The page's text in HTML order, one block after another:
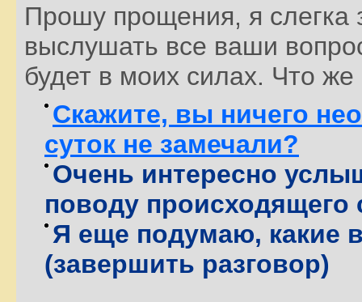
Прошу прощения, я слегка
выслушать все ваши
будет в моих силах. Что же
Скажите, вы ничего
суток не замечали?
Очень интересно
поводу происходящего
Я еще подумаю, какие
(завершить разговор)